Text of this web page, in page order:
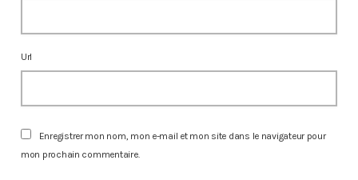
Url
Enregistrer mon nom, mon e-mail et mon site dans le navigateur pour
mon prochain commentaire.